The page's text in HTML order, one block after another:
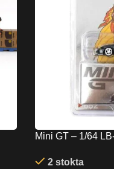
Mini GT – 1/64
Diecast MGT00652
2 stokta